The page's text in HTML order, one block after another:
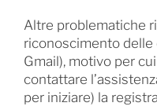
Altre problematiche
riconoscimento delle
Gmail), motivo per
contattare
per iniziare) la